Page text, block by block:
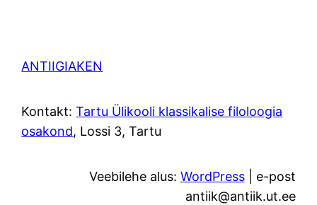
ANTIIGIAKEN
Kontakt:Tartu Ülikooli klassikalise filoloogia
osakond, Lossi 3, Tartu
Veebilehe alus: WordPress| e-post
antiik@antiik.ut.ee